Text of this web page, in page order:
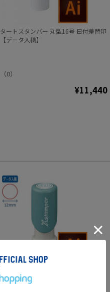
タートスタンパー 丸型16号 日付差替印
【データ入稿】
（0）
¥11,440